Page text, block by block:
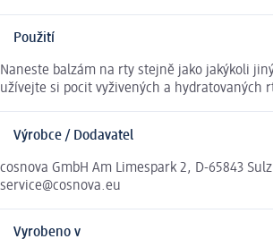
Použití
Naneste balzám na rty stejně jako jakýkoli
užívejte si pocit vyživených a hydratovaných
Výrobce / Dodavatel
cosnova GmbH Am Limespark 2, D-65843
service@cosnova.eu
Vyrobeno v